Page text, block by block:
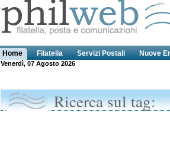
Home Filatelia Servizi Postali Nuove
Venerdì, 07 Agosto 2026
Ricerca sul tag: